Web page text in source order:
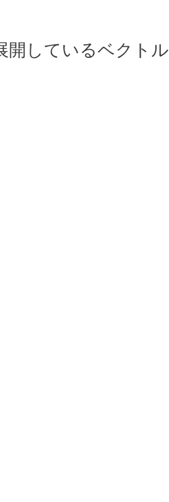
開しているベクトル